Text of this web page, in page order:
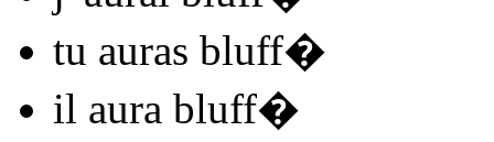
tu auras bluff�
il aura bluff�